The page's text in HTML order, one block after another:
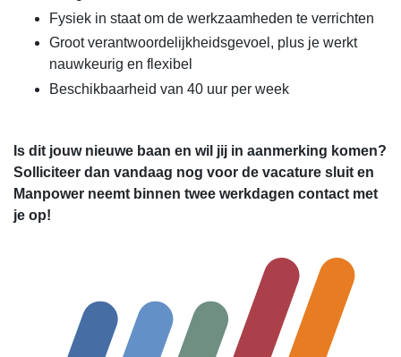
Fysiek in staat om de werkzaamheden te verrichten
Groot verantwoordelijkheidsgevoel, plus je werkt
nauwkeurig en flexibel
Beschikbaarheid van 40 uur per week
Is dit jouw nieuwe baan en wil jij in aanmerking komen?
Solliciteer dan vandaag nog voor de vacature sluit en
Manpower neemt binnen twee werkdagen contact met
je op!